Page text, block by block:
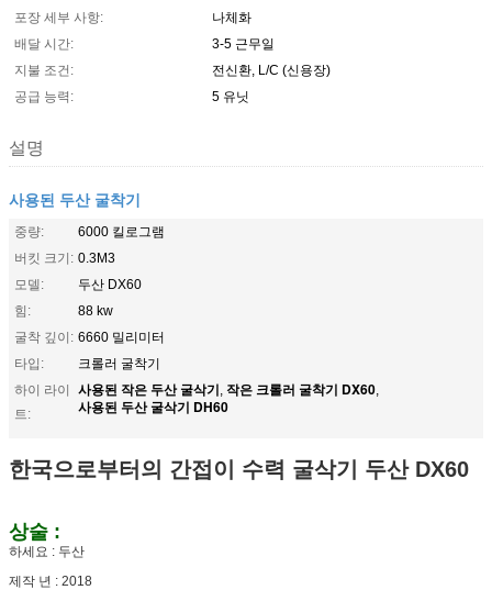
포장 세부 사항:
나체화
배달 시간:
3-5 근무일
지불 조건:
전신환, L/C (신용장)
공급 능력:
5 유닛
설명
사용된 두산 굴착기
중량:
6000 킬로그램
버킷 크기: 0.3M3
모델:
두산 DX60
힘:
88 kw
굴착 깊이: 6660 밀리미터
타입:
크롤러 굴착기
하이 라이
트:
사용된 작은 두산 굴삭기, 작은 크롤러 굴착기 DX60,
사용된 두산 굴삭기 DH60
한국으로부터의 간접이 수력 굴삭기 두산 DX60
상술 :
하세요 : 두산
제작 년 : 2018